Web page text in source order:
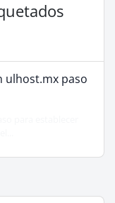
ulhost.mx paso